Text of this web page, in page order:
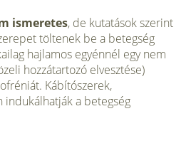
ismeretes, de kutatások szerint
töltenek be a beteg­ség
hajlamos egyén­nél egy nem
hozzá­tartozó elvesztése)
Kábítószerek,
indukálhatják a betegség